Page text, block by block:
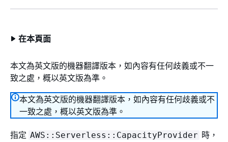
在本頁面
本文為英文版的機器翻譯版本，如內容有任何歧義或不一
致之處，概以英文版為準。
本文為英文版的機器翻譯版本，如內容有任何歧義或不
一致之處，概以英文版為準。
指定 AWS::Serverless::CapacityProvider 時，